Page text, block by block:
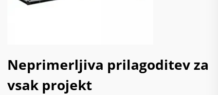
Neprimerljiva prilagoditev za
vsak projekt